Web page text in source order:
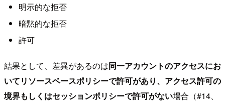
明示的な拒否
暗黙的な拒否
許可
結果として、差異があるのは同一アカウントのアクセスにお
いてリソースベースポリシーで許可があり、アクセス許可の
境界もしくはセッションポリシーで許可がない場合（#14、